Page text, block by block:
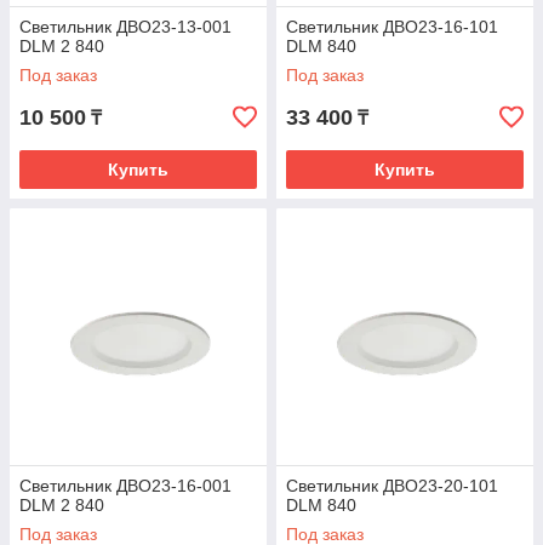
Светильник ДВО23-13-001
DLM 2 840
Под заказ
10 500 ₸
Купить
Светильник ДВО23-16-101
DLM 840
Под заказ
33 400 ₸
Купить
Светильник ДВО23-16-001
DLM 2 840
Под заказ
Светильник ДВО23-20-101
DLM 840
Под заказ